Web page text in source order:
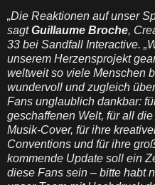
„Die Reaktionen auf unser
sagtGuillaume Broche,
33 bei Sandfall Interactive.
unserem Herzensprojekt
weltweit so viele Menschen
wundervoll und zugleich
Fans unglaublich dankbar:
geschaffenen Welt, für all
Musik-Cover, für ihre
Conventions und für ihre
kommende Update soll ein
diese Fans sein – bitte habt